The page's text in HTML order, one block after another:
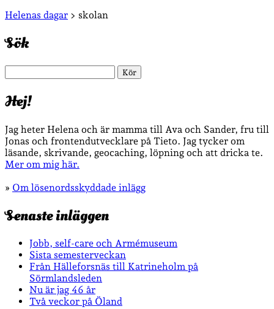
Sidopanel
Helenas dagar > skolan
Sök
Hej!
Jag heter Helena och är mamma till Ava och Sander, fru till
Jonas och frontendutvecklare på Tieto. Jag tycker om
läsande, skrivande, geocaching, löpning och att dricka te.
Mer om mig här.
» Om lösenordsskyddade inlägg
Senaste inläggen
Jobb, self-care och Armémuseum
Sista semesterveckan
Från Hälleforsnäs till Katrineholm på
Sörmlandsleden
Nu är jag 46 år
Två veckor på Öland